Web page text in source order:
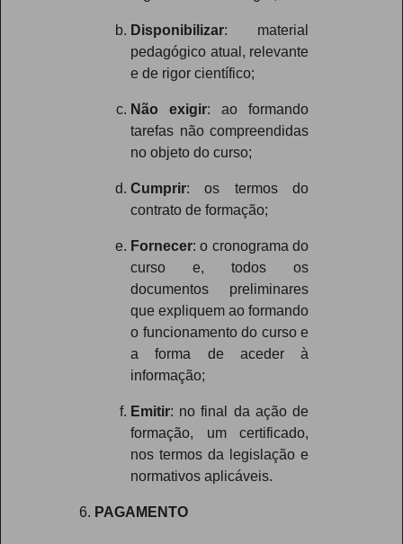
Disponibilizar: material
pedagógico atual, relevante
e de rigor científico;
Não exigir: ao formando
tarefas não compreendidas
no objeto do curso;
Cumprir: os termos do
contrato de formação;
Fornecer: o cronograma do
curso e, todos os
documentos preliminares
que expliquem ao formando
o funcionamento do curso e
a forma de aceder à
informação;
Emitir: no final da ação de
formação, um certificado,
nos termos da legislação e
normativos aplicáveis.
PAGAMENTO